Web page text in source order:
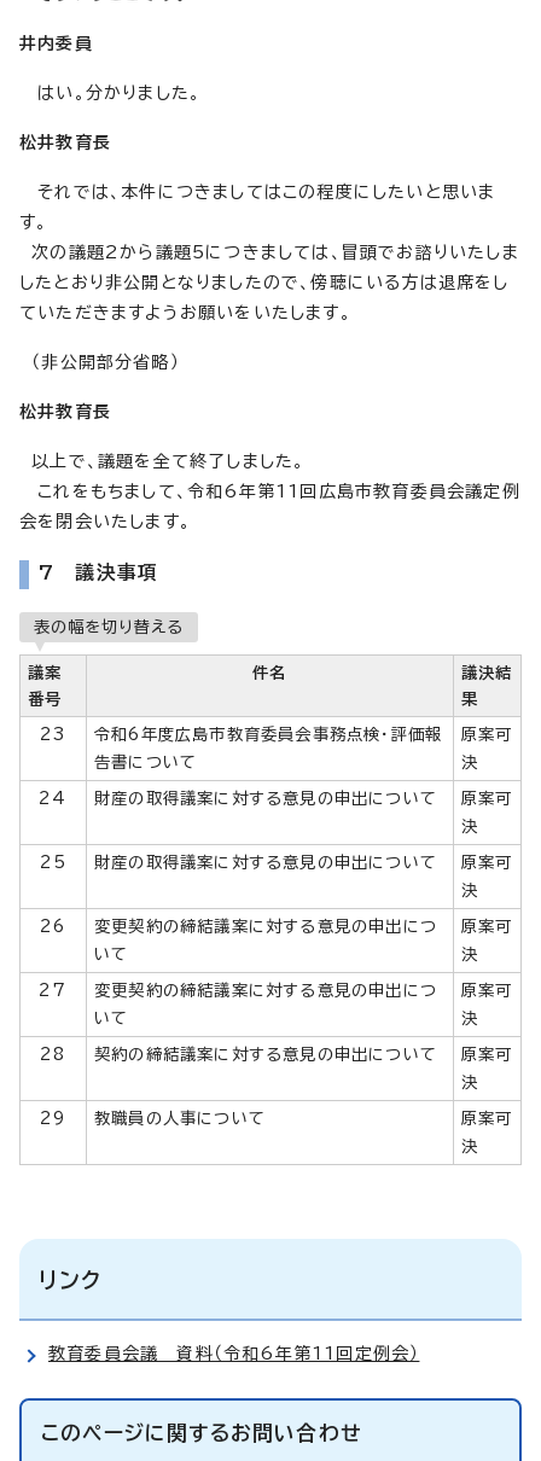
井内委員
はい。分かりました。
松井教育長
それでは、本件につきましてはこの程度にしたいと思いま
す。
次の議題2から議題5につきましては、冒頭でお諮りいたしま
したとおり非公開となりましたので、傍聴にいる方は退席をし
ていただきますようお願いをいたします。
（非公開部分省略）
松井教育長
以上で、議題を全て終了しました。
これをもちまして、令和6年第11回広島市教育委員会議定例
会を閉会いたします。
7 議決事項
表の幅を切り替える
議案
番号
件名
議決結
果
23
令和6年度広島市教育委員会事務点検・評価報
告書について
原案可
決
24 財産の取得議案に対する意見の申出について
原案可
決
25 財産の取得議案に対する意見の申出について
原案可
決
26
変更契約の締結議案に対する意見の申出につ
いて
原案可
決
27
変更契約の締結議案に対する意見の申出につ
いて
原案可
決
28 契約の締結議案に対する意見の申出について
原案可
決
29 教職員の人事について
原案可
決
リンク
教育委員会議 資料（令和6年第11回定例会）
このページに関するお問い合わせ